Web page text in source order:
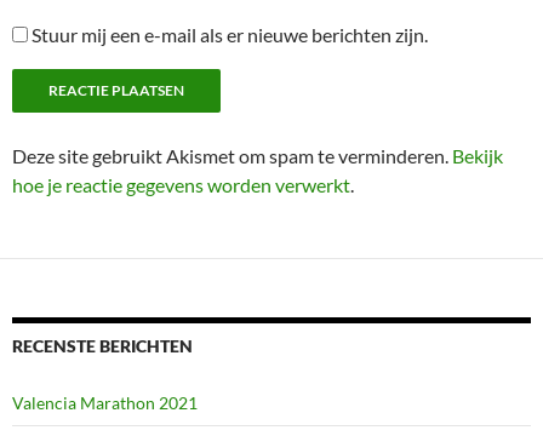
Stuur mij een e-mail als er nieuwe berichten zijn.
Deze site gebruikt Akismet om spam te verminderen. Bekijk
hoe je reactie gegevens worden verwerkt.
RECENSTE BERICHTEN
Valencia Marathon 2021